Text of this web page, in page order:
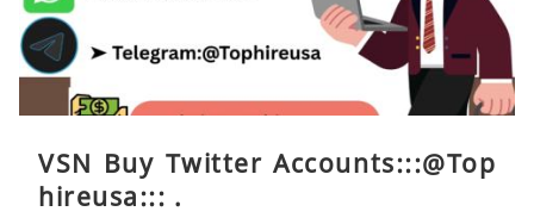
VSN Buy Twitter Accounts:::@Top
hireusa::: .